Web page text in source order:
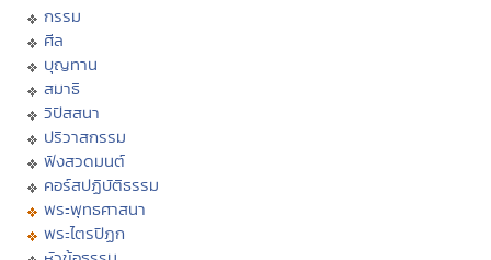
กรรม
ศีล
บุญทาน
สมาธิ
วิปัสสนา
ปริวาสกรรม
ฟังสวดมนต์
คอร์สปฏิบัติธรรม
พระพุทธศาสนา
พระไตรปิฏก